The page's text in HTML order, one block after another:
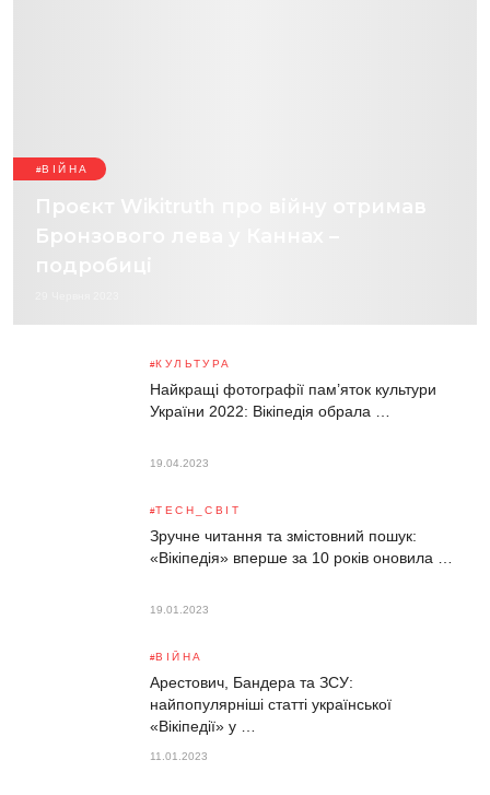
ВІЙНА
Проєкт Wikitruth про війну отримав
Бронзового лева у Каннах –
подробиці
КУЛЬТУРА
Найкращі фотографії пам’яток культури
України 2022: Вікіпедія обрала …
19.04.2023
TECH_СВІТ
Зручне читання та змістовний пошук:
«Вікіпедія» вперше за 10 років оновила …
19.01.2023
ВІЙНА
Арестович, Бандера та ЗСУ:
найпопулярніші статті української
«Вікіпедії» у …
11.01.2023